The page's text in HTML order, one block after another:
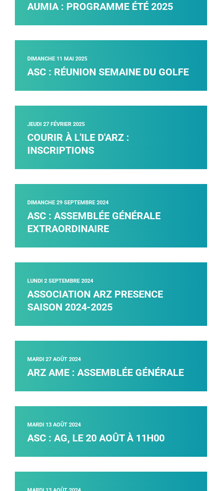
AUMIA : PROGRAMME ÉTÉ 2025
ASC : RÉUNION SEMAINE DU GOLFE
DIMANCHE 11 MAI 2025
COURIR À L'ILE D'ARZ :
INSCRIPTIONS
JEUDI 27 FÉVRIER 2025
ASC : ASSEMBLÉE GÉNÉRALE
EXTRAORDINAIRE
DIMANCHE 29 SEPTEMBRE 2024
ASSOCIATION ARZ PRESENCE
SAISON 2024-2025
LUNDI 2 SEPTEMBRE 2024
ARZ AME : ASSEMBLÉE GÉNÉRALE
MARDI 27 AOÛT 2024
ASC : AG, LE 20 AOÛT À 11H00
MARDI 13 AOÛT 2024